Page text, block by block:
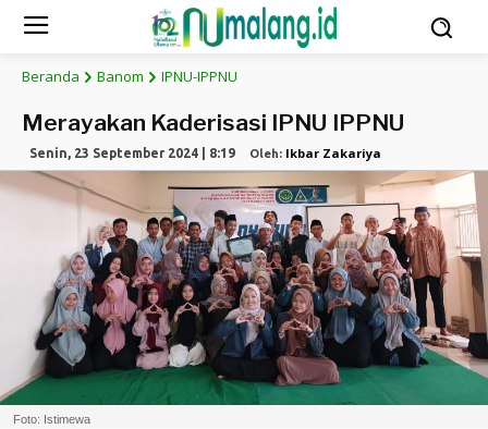
Beranda Banom IPNU-IPPNU
Merayakan Kaderisasi IPNU IPPNU
Senin, 23 September 2024 | 8:19 Oleh: Ikbar Zakariya
Foto: Istimewa